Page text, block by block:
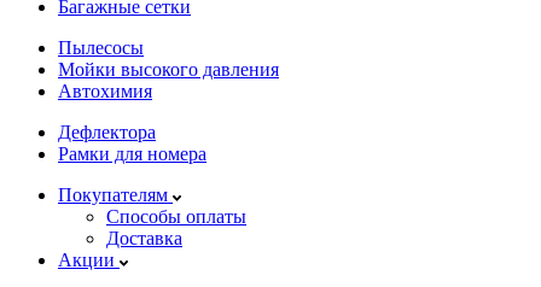
Багажные сетки
Пылесосы
Мойки высокого давления
Автохимия
Дефлектора
Рамки для номера
Покупателям
Способы оплаты
Доставка
Акции